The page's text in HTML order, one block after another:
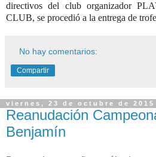
directivos del club organizador
CLUB, se procedió a la entrega de
No hay comentarios:
Compartir
viernes, 23 de octubre de 2015
Reanudación
Benjamín